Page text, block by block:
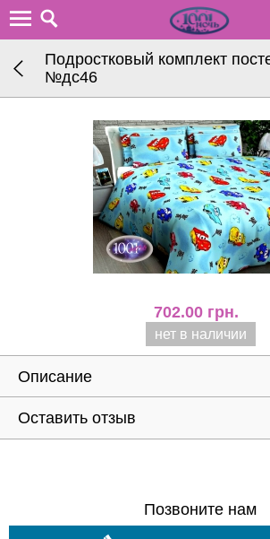
Подростковый комплект
№дc46
702.00 грн.
нет в наличии
Описание
Оставить отзыв
Позвоните нам